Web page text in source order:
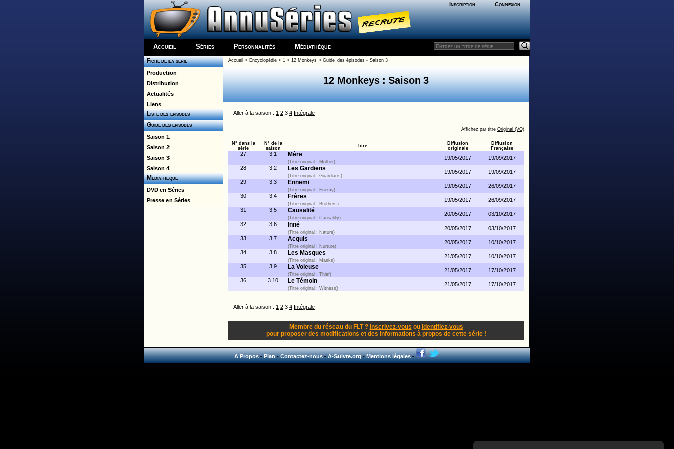
Inscription Connexion
Accueil Séries Personnalités Médiathèque
Fiche de la série
Production
Distribution
Actualités
Liens
Liste des épisodes
Guide des épisodes
Saison 1
Saison 2
Saison 3
Saison 4
Médiathèque
DVD en Séries
Presse en Séries
Accueil > Encyclopédie> 1> 12 Monkeys >Guide des épisodes - Saison 3
12 Monkeys : Saison 3
Aller à la saison : 1 2 3 4 Intégrale
Affichez par titre Original (VO)
N° dans la
série
N° de la
saison
Titre
Diffusion
originale
Diffusion
Française
27 3.1 Mère
(Titre original : Mother)
19/05/2017
19/09/2017
28
3.2 Les Gardiens
(Titre original : Guardians)
19/05/2017
19/09/2017
29
3.3 Ennemi
(Titre original : Enemy)
19/05/2017
26/09/2017
30
3.4 Frères
(Titre original : Brothers)
19/05/2017
26/09/2017
31
3.5 Causalité
(Titre original : Causality)
20/05/2017
03/10/2017
32
3.6 Inné
(Titre original : Nature)
20/05/2017
03/10/2017
33
3.7 Acquis
(Titre original : Nurture)
20/05/2017
10/10/2017
34
3.8 Les Masques
(Titre original : Masks)
21/05/2017
10/10/2017
35
3.9 La Voleuse
(Titre original : Thief)
21/05/2017
17/10/2017
36
3.10 Le Témoin
(Titre original : Witness)
21/05/2017 17/10/2017
Aller à la saison : 1 2 3 4 Intégrale
Membre du réseau du FLT ? Inscrivez-vous ou identifiez-vous
pour proposer des modifications et des informations à propos de cette série !
A Propos-Plan-Contactez-nous-A-Suivre.org-Mentions légales-